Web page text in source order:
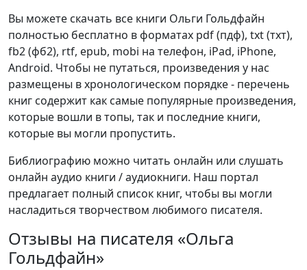
Вы можете скачать все книги Ольги Гольдфайн
полностью бесплатно в форматах pdf (пдф), txt (тхт),
fb2 (фб2), rtf, epub, mobi на телефон, iPad, iPhone,
Android. Чтобы не путаться, произведения у нас
размещены в хронологическом порядке - перечень
книг содержит как самые популярные произведения,
которые вошли в топы, так и последние книги,
которые вы могли пропустить.
Библиографию можно читать онлайн или слушать
онлайн аудио книги / аудиокниги. Наш портал
предлагает полный список книг, чтобы вы могли
насладиться творчеством любимого писателя.
Отзывы на писателя «Ольга
Гольдфайн»